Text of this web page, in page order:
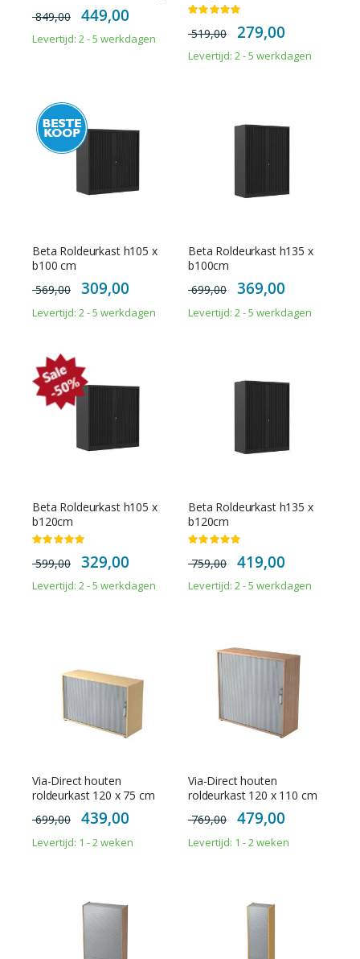
849,00
Special
Price
449,00
Levertijd: 2 - 5 werkdagen
Waardering:
519,00
Special
Price
279,00
Levertijd: 2 - 5 werkdagen
Beta Roldeurkast h105 x
b100 cm
569,00
Special
Price
309,00
Levertijd: 2 - 5 werkdagen
Beta Roldeurkast h135 x
b100cm
699,00
Special
Price
369,00
Levertijd: 2 - 5 werkdagen
Beta Roldeurkast h105 x
b120cm
Waardering:
599,00
Special
Price
329,00
Levertijd: 2 - 5 werkdagen
Beta Roldeurkast h135 x
b120cm
Waardering:
759,00
Special
Price
419,00
Levertijd: 2 - 5 werkdagen
Via-Direct houten
roldeurkast 120 x 75 cm
699,00
Special
Price
439,00
Levertijd: 1 - 2 weken
Via-Direct houten
roldeurkast 120 x 110 cm
769,00
Special
Price
479,00
Levertijd: 1 - 2 weken